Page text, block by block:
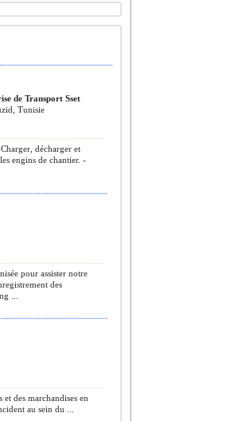
de Transport Sset
Tunisie
décharger et
engins de chantier. -
pour assister notre
des
...
et des marchandises en
au sein du ...